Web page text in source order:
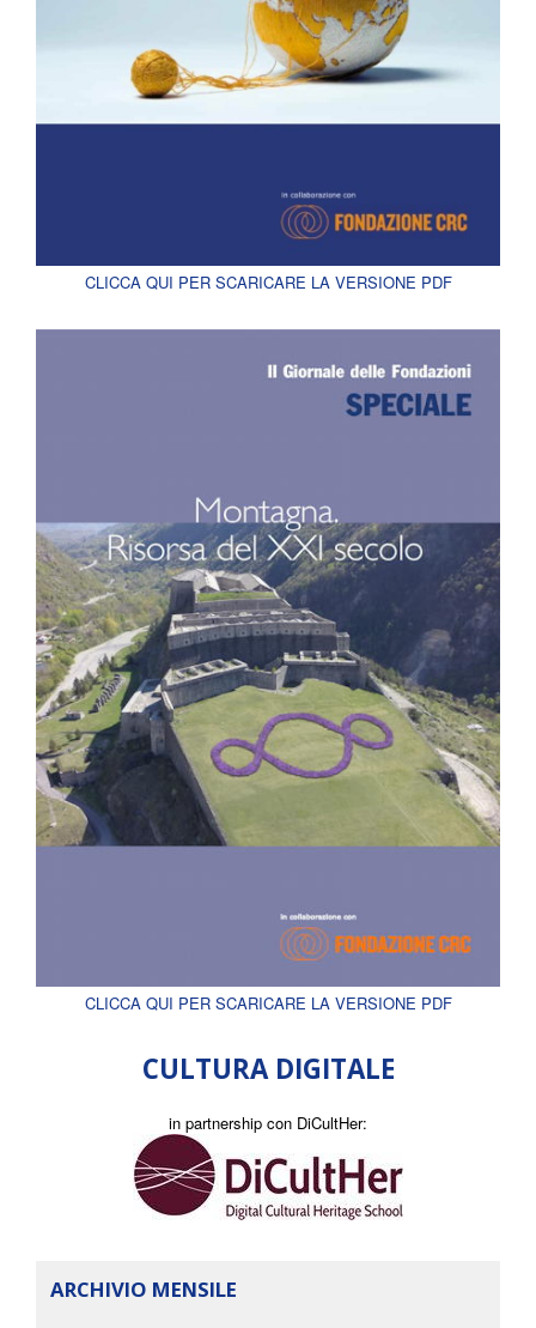
CLICCA QUI PER SCARICARE LA VERSIONE PDF
CLICCA QUI PER SCARICARE LA VERSIONE PDF
CULTURA DIGITALE
in partnership con DiCultHer:
ARCHIVIO MENSILE